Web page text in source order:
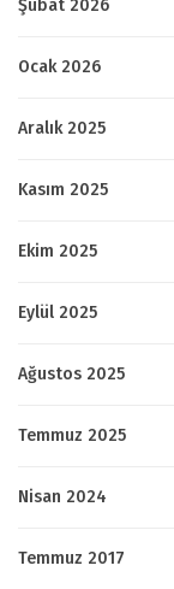
Şubat 2026
Ocak 2026
Aralık 2025
Kasım 2025
Ekim 2025
Eylül 2025
Ağustos 2025
Temmuz 2025
Nisan 2024
Temmuz 2017